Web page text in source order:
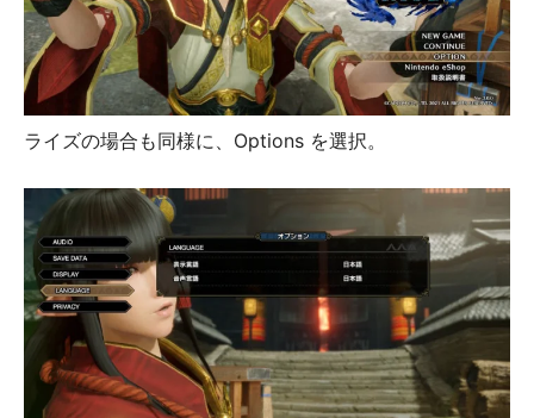
ライズの場合も同様に、Options を選択。